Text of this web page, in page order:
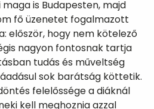
is Budapesten, majd
fő üzenetet fogalmazott
először, hogy nem kötelező
nagyon fontosnak tartja
tudás és műveltség
sok barátság köttetik.
felelőssége a diáknál
kell meghoznia azzal